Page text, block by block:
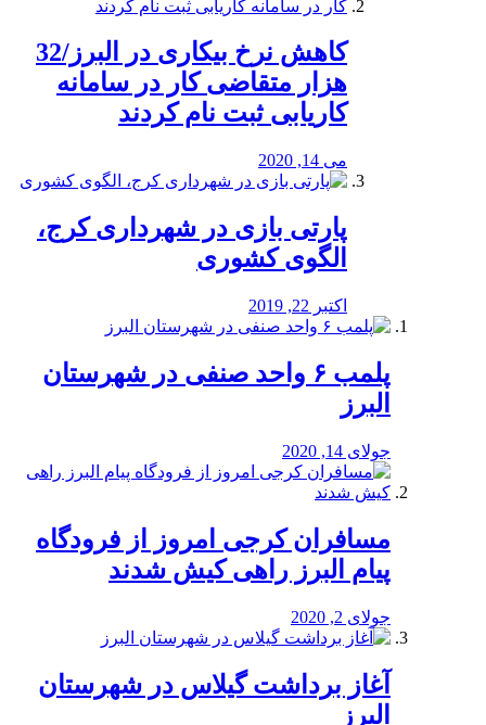
کاهش نرخ بیکاری در البرز/32
هزار متقاضی کار در سامانه
کاریابی ثبت نام کردند
می 14, 2020
پارتی بازی در شهرداری کرج،
الگوی کشوری
اکتبر 22, 2019
پلمب ۶ واحد صنفی در شهرستان
البرز
جولای 14, 2020
مسافران کرجی امروز از فرودگاه
پیام البرز راهی کیش شدند
جولای 2, 2020
آغاز برداشت گیلاس در شهرستان
البرز